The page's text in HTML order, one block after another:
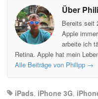
Über
Bereits seit
Apple
arbeite ich
Retina. Apple hat mein
Alle Beiträge von Philipp →
iPads, iPhone 3G,